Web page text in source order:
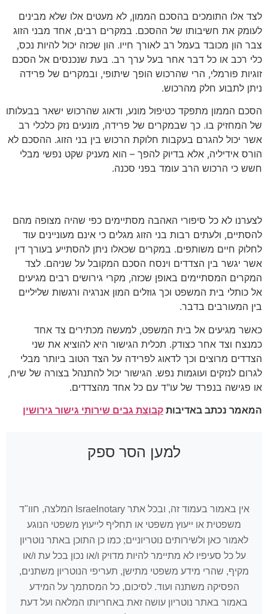
לצד אלו התומכים בהסכם הממון, לא מעטים אלו שלא מבינים
לעומק את חשיבותו של ההסכם. במקרים רבים, אחד מבני הזוג
צבר הון מכובד בעמל רב לאורך חייו. הון שכזה יכול להיות נכס,
כלי רכב או כל דבר אחר בעל ערך רב. בעת שנכנסים אל הסכם
זוגיות פורמלי, הרי שהרכוש הופך שיתופי, ובמקרים של פרידה
ניתן לתבוע חלק מהרכוש.
הסכם הממון מתפקד כטיפול מונע, ודאוג שהרכוש ישאר בבעלותו
של המחזיק בו. כך שבמקרים של פרידה, מונעים נזק כלכלי רב
אשר יכול להגרם בעקבות חלוקת הרכוש בין בני הזוג. ההסכם לא
הורס אידיליה, אלא בדיוק להפך – הוא מעניק שקט נפשי מבלי
חשש כי הרכוש הרב עומד בפני סכנה.
לצערנו לא כל סיפורי האהבה מסתיימים כפי שהיה מצופה מהם
להסתיים, ולעתים רבות בני הזוג מגלים כי אינם מעוניינים עוד
לחלוק חיים משותפים. במקרים שכאלו ניתן להסתייע בעורך דין
אשר יגשר בין הצדדים וינסח הסכם המקובל על שניהם. לצד
המקרים המסתיימים באופן שכזה, מקרי גירושים רבים מגיעים
אל כותלי בית המשפט וכך גוזלים המון אנרגיה ורגשות שליליים
בין המעורבים בדבר.
כאשר מגיעים אל בית המשפט, למעשה מכתירים צד אחד
כמנצח וצד אחר כצודק. תכלית הגישור היא להוציא את שני
הצדדים מרוצים וכך לדאוג לפרידה על הצד הטוב ביותר מבלי
לגרום לנזקים ועוגמות נפש. הגישור יכול להתנהל בצורה של שיח,
או פגישה בנפרד של עו"ד עם כל אחד מהצדדים.
המאמר נכתב באדיבות קבוצת גבים שירותי גישור גירושין
למען הסר ספק
אין באמור בעמוד זה, ובכל אתר Israelnotary המלצה, חוו"ד
משפטית או ייעוץ משפטי או תחליף לייעוץ משפטי הנוגע
לאמור כאן ולשירותים נוטריוניים; כמו כן התוכן באתר נוטריון
על כל סעיפיו לא מתיימר להיות מדויק ו/או נכון בכל עת ו/או
מקיף, שהרי מידע משפטי מתישן, תעריפי הנוטריון משתנים,
הפסיקה משתנה ועוד. לסיכום, כל המסתמך על המידע
באמור באתר נוטריון עושה זאת באחריותו המלאה ועל דעת